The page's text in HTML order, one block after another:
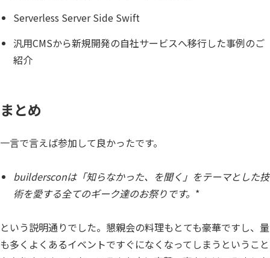
Serverless Server Side Swift
汎用CMSから新規開発の自社サービスへ移行した事例のご
紹介
まとめ
一言で言えば参加して良かったです。
buildersconは「知らなかった、を聞く」をテーマとした技
術を愛する全てのギーク達のお祭りです。 *
という説明通りでした。懇親会の料理もとても豪華ですし、量
も多くよくあるイベントですぐになくなってしまうということ